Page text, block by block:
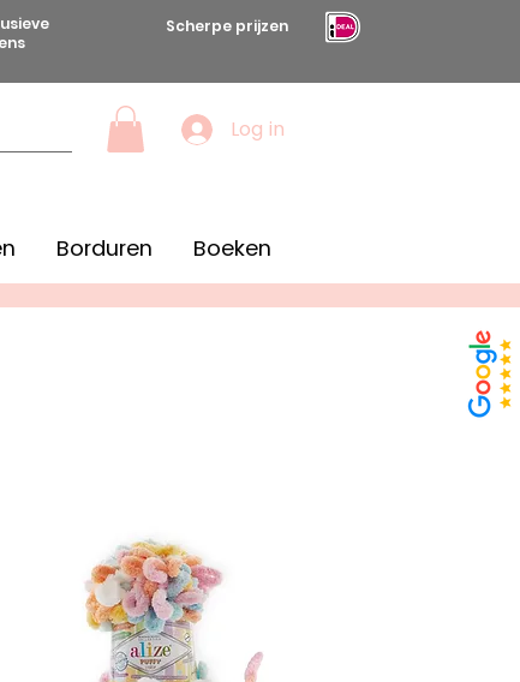
Scherpe prijzen
Log in
Borduren Boeken